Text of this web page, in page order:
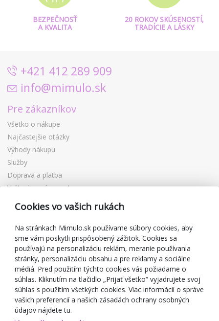
BEZPEČNOSŤ
A KVALITA
20 ROKOV SKÚSENOSTÍ,
TRADÍCIE A LÁSKY
+421 412 289 909
info@mimulo.sk
Pre zákazníkov
Všetko o nákupe
Najčastejšie otázky
Výhody nákupu
Služby
Doprava a platba
Vrátenie a výmena tovaru
Reklamácia
Darčekové poukážky
Zľavové kupóny
Blog
O predajcovi
Mimulo.sk
Obchodné podmienky
Ochrana osobných údajov GDPR
Kontakty
Cookies vo vašich rukách
Na stránkach Mimulo.sk používame súbory cookies, aby
sme vám poskytli prispôsobený zážitok. Cookies sa
používajú na personalizáciu reklám, meranie používania
stránky, personalizáciu obsahu a pre reklamy a sociálne
médiá. Pred použitím týchto cookies vás požiadame o
súhlas. Kliknutím na tlačidlo „Prijať všetko“ vyjadrujete svoj
súhlas s použitím všetkých cookies. Viac informácií o správe
vašich preferencií a našich zásadách ochrany osobných
údajov nájdete tu.